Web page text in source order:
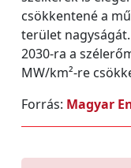
csökkentené a
terület
2030-ra a
MW/km²-re
Forrás: Magyar